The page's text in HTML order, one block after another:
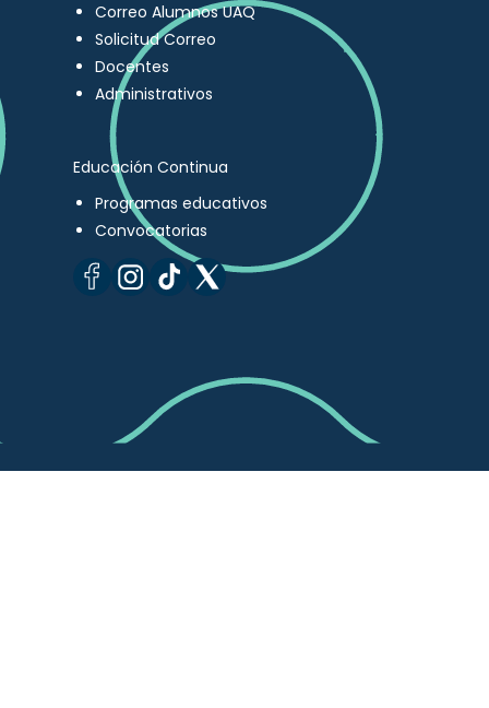
Correo Alumnos UAQ
Solicitud Correo
Docentes
Administrativos
Educación Continua
Programas educativos
Convocatorias